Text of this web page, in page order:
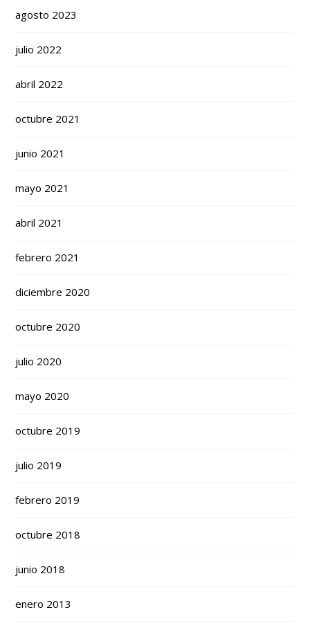
agosto 2023
julio 2022
abril 2022
octubre 2021
junio 2021
mayo 2021
abril 2021
febrero 2021
diciembre 2020
octubre 2020
julio 2020
mayo 2020
octubre 2019
julio 2019
febrero 2019
octubre 2018
junio 2018
enero 2013